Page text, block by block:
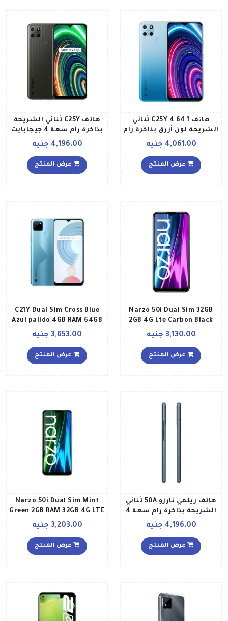
هاتف C25Y 4 64 1 ثنائي
الشريحة لون أزرق بذاكرة رام
سعة 4 جيجابايت وذاكرة
ويدعم تقنية 4G LTE
4,061.00 جنيه
عرض المنتج
هاتف C25Y ثنائي الشريحة
بذاكرة رام سعة 4 جيجابايت
LTE بلون رمادي معدني
إصدار الشرق الأوسط
4,196.00 جنيه
عرض المنتج
Narzo 50i Dual Sim 32GB
2GB 4G Lte Carbon Black
3,130.00 جنيه
عرض المنتج
C21Y Dual Sim Cross Blue
Azul palido 4GB RAM 64GB
4G LTE Global Version
3,653.00 جنيه
عرض المنتج
هاتف ريلمي نارزو 50A ثنائي
الشريحة بذاكرة رام سعة 4
جيجابايت وذاكرة داخلية
تقنية 4G LTE، لون أخضر
4,196.00 جنيه
عرض المنتج
Narzo 50i Dual Sim Mint
Green 2GB RAM 32GB 4G LTE
Middle East Version
3,203.00 جنيه
عرض المنتج